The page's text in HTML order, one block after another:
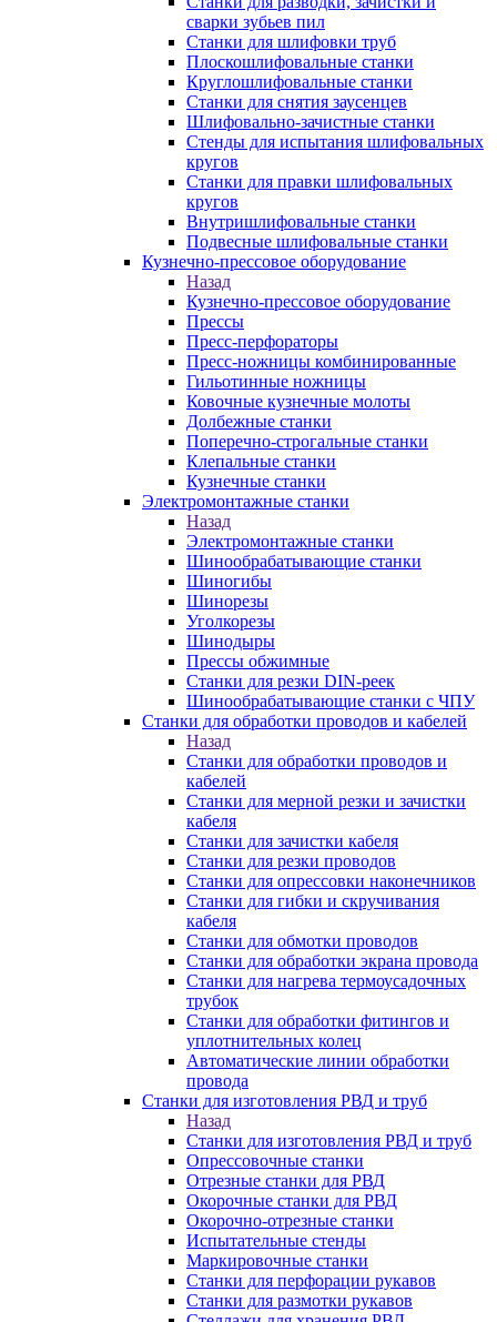
сварки зубьев пил
Станки для шлифовки труб
Плоскошлифовальные станки
Круглошлифовальные станки
Станки для снятия заусенцев
Шлифовально-зачистные станки
Стенды для испытания шлифовальных
кругов
Станки для правки шлифовальных
кругов
Внутришлифовальные станки
Подвесные шлифовальные станки
Кузнечно-прессовое оборудование
Назад
Кузнечно-прессовое оборудование
Прессы
Пресс-перфораторы
Пресс-ножницы комбинированные
Гильотинные ножницы
Ковочные кузнечные молоты
Долбежные станки
Поперечно-строгальные станки
Клепальные станки
Кузнечные станки
Электромонтажные станки
Назад
Электромонтажные станки
Шинообрабатывающие станки
Шиногибы
Шинорезы
Уголкорезы
Шинодыры
Прессы обжимные
Станки для резки DIN-реек
Шинообрабатывающие станки с ЧПУ
Станки для обработки проводов и кабелей
Назад
Станки для обработки проводов и
кабелей
Станки для мерной резки и зачистки
кабеля
Станки для зачистки кабеля
Станки для резки проводов
Станки для опрессовки наконечников
Станки для гибки и скручивания
кабеля
Станки для обмотки проводов
Станки для обработки экрана провода
Станки для нагрева термоусадочных
трубок
Станки для обработки фитингов и
уплотнительных колец
Автоматические линии обработки
провода
Станки для изготовления РВД и труб
Назад
Станки для изготовления РВД и труб
Опрессовочные станки
Отрезные станки для РВД
Окорочные станки для РВД
Окорочно-отрезные станки
Испытательные стенды
Маркировочные станки
Станки для перфорации рукавов
Станки для размотки рукавов